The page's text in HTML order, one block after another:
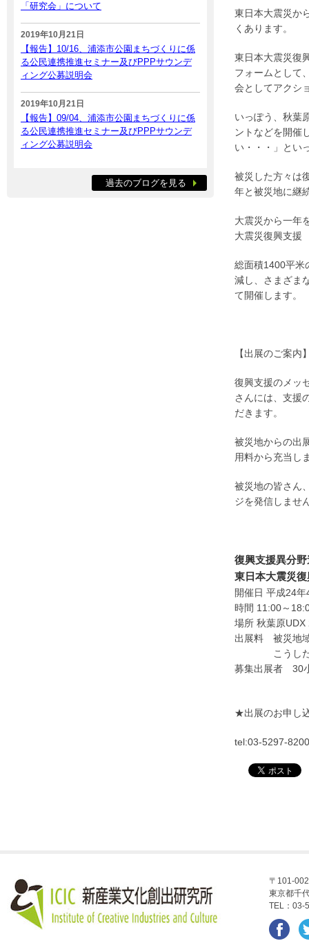
東日本大震災か
くあります。
東日本大震災復
フォームとして
会としてアクシ
いっぽう、秋葉
ントなどを開催
い・・・」とい
被災した方々は
年と被災地に継
大震災から一年
大震災復興支援
総面積1400平米
減し、さまざま
て開催します。
【出展のご案内
復興支援のメッ
さんには、支援
だきます。
被災地からの出
用料から充当し
被災地の皆さん
ジを発信しませ
復興支援異分
東日本大震災
開催日 平成24
時間 11:00～
場所 秋葉原
出展料 被災地
こうした出
募集出展者 30
★出展のお申し
tel:03-5297-
「研究会」について
2019年10月21日
【報告】10/16、浦添市公園まちづくりに係
る公民連携推進セミナー及びPPPサウンデ
ィング公募説明会
2019年10月21日
【報告】09/04、浦添市公園まちづくりに係
る公民連携推進セミナー及びPPPサウンデ
ィング公募説明会
過去のブログを見る
〒101-
東京都千
TEL：